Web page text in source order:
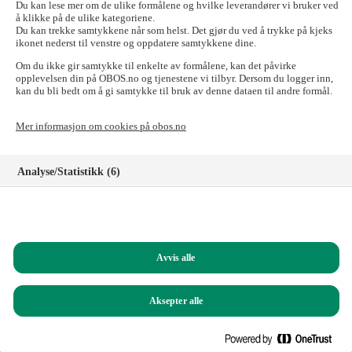
Skal du til OBOS-banken, Tryg Forsikring for
OBOS-medlemmer, Styrerommet eller Vibbo?
Det går fint! Tilgangen til disse nettstedene er ikke påvirket.
Logg inn i nettbanken for bedriftskunder
Signeringsportalen
Logg inn på Styrerommet
Logg inn på Vibbo
Ring oss på
(mandag til fredag, 09.00 – 15.00)
Du kan også sende e-post til: obos@obos.no
Du kan lese mer om de ulike formålene og hvilke leverandører vi bruker ved
å klikke på de ulike kategoriene.
Du kan trekke samtykkene når som helst. Det gjør du ved å trykke på kjeks
ikonet nederst til venstre og oppdatere samtykkene dine.
Om du ikke gir samtykke til enkelte av formålene, kan det påvirke
opplevelsen din på OBOS.no og tjenestene vi tilbyr. Dersom du logger inn,
kan du bli bedt om å gi samtykke til bruk av denne dataen til andre formål.
Mer informasjon om cookies på obos.no
Analyse/Statistikk (6)
Funksjonelle (8)
Helt nødvendige (1)
Avvis alle
Aksepter alle